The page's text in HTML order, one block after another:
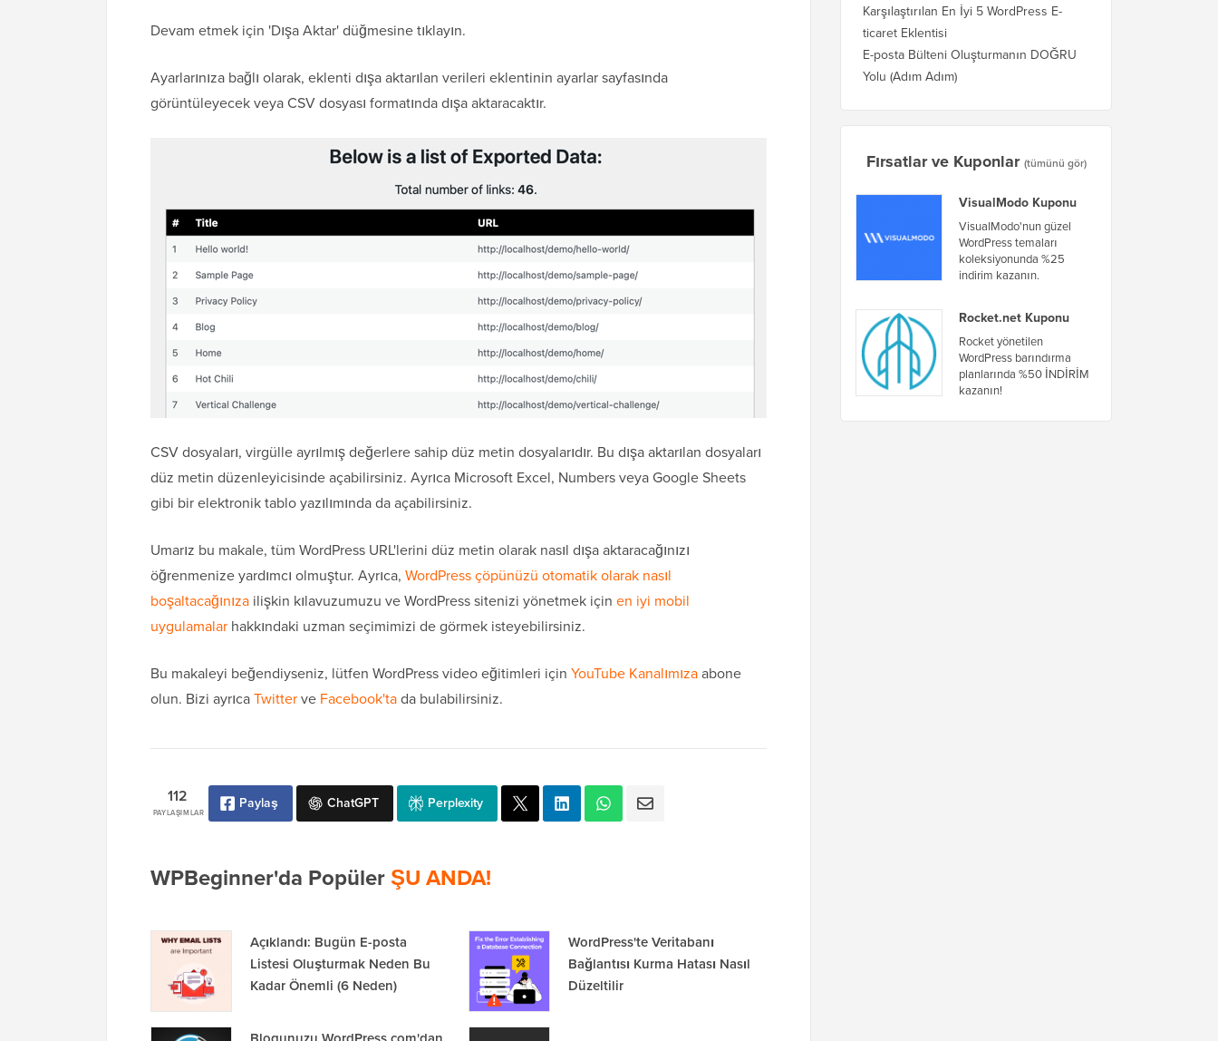
Devam etmek için 'Dışa Aktar' düğmesine tıklayın.
Ayarlarınıza bağlı olarak, eklenti dışa aktarılan verileri eklentinin ayarlar sayfasında
görüntüleyecek veya CSV dosyası formatında dışa aktaracaktır.
CSV dosyaları, virgülle ayrılmış değerlere sahip düz metin dosyalarıdır. Bu dışa aktarılan dosyaları
düz metin düzenleyicisinde açabilirsiniz. Ayrıca Microsoft Excel, Numbers veya Google Sheets
gibi bir elektronik tablo yazılımında da açabilirsiniz.
Umarız bu makale, tüm WordPress URL'lerini düz metin olarak nasıl dışa aktaracağınızı
öğrenmenize yardımcı olmuştur. Ayrıca, WordPress çöpünüzü otomatik olarak nasıl
boşaltacağınıza ilişkin kılavuzumuzu ve WordPress sitenizi yönetmek için en iyi mobil
uygulamalar hakkındaki uzman seçimimizi de görmek isteyebilirsiniz.
Bu makaleyi beğendiyseniz, lütfen WordPress video eğitimleri için YouTube Kanalımızaabone
olun. Bizi ayrıcaTwitterve Facebook'tada bulabilirsiniz.
PAYLAŞIMLAR
112 Paylaş ChatGPT Perplexity
WPBeginner'da PopülerŞU ANDA!
Açıklandı: Bugün E-posta
Listesi Oluşturmak Neden Bu
Kadar Önemli (6 Neden)
WordPress'te Veritabanı
Bağlantısı Kurma Hatası Nasıl
Düzeltilir
Karşılaştırılan En İyi 5 WordPress E-
ticaret Eklentisi
E-posta Bülteni Oluşturmanın DOĞRU
Yolu (Adım Adım)
Fırsatlar ve Kuponlar (tümünü gör)
VisualModo Kuponu
VisualModo'nun güzel
WordPress temaları
koleksiyonunda %25
indirim kazanın.
Rocket.net Kuponu
Rocket yönetilen
WordPress barındırma
planlarında %50 İNDİRİM
kazanın!